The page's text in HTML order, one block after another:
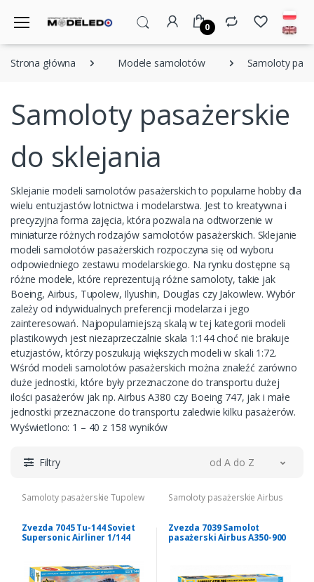
0
Strona główna Modele samolotów Samoloty
Samoloty pasażerskie
do sklejania
Sklejanie modeli samolotów pasażerskich to popularne hobby dla
wielu entuzjastów lotnictwa i modelarstwa. Jest to kreatywna i
precyzyjna forma zajęcia, która pozwala na odtworzenie w
miniaturze różnych rodzajów samolotów pasażerskich. Sklejanie
modeli samolotów pasażerskich rozpoczyna się od wyboru
odpowiedniego zestawu modelarskiego. Na rynku dostępne są
różne modele, które reprezentują różne samoloty, takie jak
Boeing, Airbus, Tupolew, Ilyushin, Douglas czy Jakowlew. Wybór
zależy od indywidualnych preferencji modelarza i jego
zainteresowań. Najpopularniejszą skalą w tej kategorii modeli
plastikowych jest niezaprzeczalnie skala 1:144 choć nie brakuje
etuzjastów, którzy poszukują większych modeli w skali 1:72.
Wśród modeli samolotów pasażerskich można znaleźć zarówno
duże jednostki, które były przeznaczone do transportu dużej
ilości pasażerów jak np. Airbus A380 czy Boeing 747, jak i małe
jednostki przeznaczone do transportu zaledwie kilku pasażerów.
Wyświetlono: 1 – 40 z 158 wyników
Filtry od A do Z
Samoloty pasażerskie Tupolew
Zvezda 7045 Tu-144 Soviet
Supersonic Airliner 1/144
Samoloty pasażerskie Airbus
Zvezda 7039 Samolot
pasażerski Airbus A350-900